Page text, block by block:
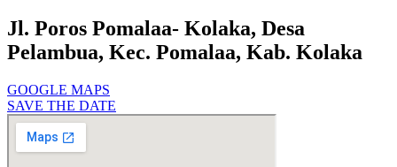
Jl. Poros Pomalaa- Kolaka, Desa
Pelambua, Kec. Pomalaa, Kab. Kolaka
GOOGLE MAPS
SAVE THE DATE